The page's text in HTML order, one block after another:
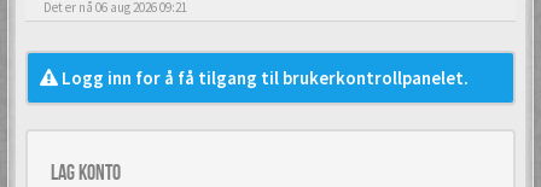
Det er nå 06 aug 2026 09:21
Logg inn for å få tilgang til brukerkontrollpanelet.
Lag konto